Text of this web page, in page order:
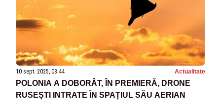
10 sept. 2025, 08:44 Actualitate
POLONIA A DOBORÂT, ÎN PREMIERĂ, DRONE
RUSEȘTI INTRATE ÎN SPAȚIUL SĂU AERIAN